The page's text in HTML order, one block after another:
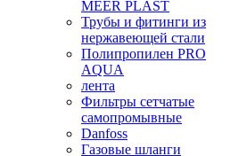
MEER PLAST
Трубы и фитинги из
нержавеющей стали
Полипропилен PRO
AQUA
лента
Фильтры сетчатые
самопромывные
Danfoss
Газовые шланги